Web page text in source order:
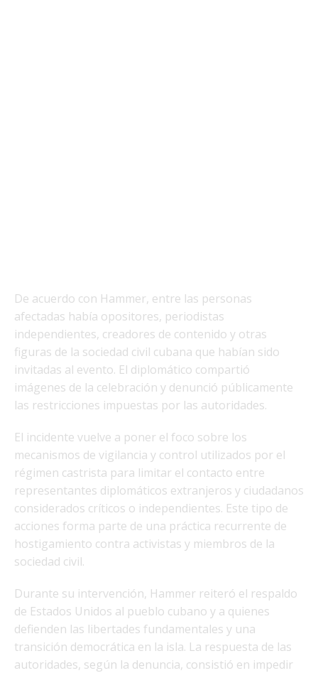
De acuerdo con Hammer, entre las personas
afectadas había opositores, periodistas
independientes, creadores de contenido y otras
figuras de la sociedad civil cubana que habían sido
invitadas al evento. El diplomático compartió
imágenes de la celebración y denunció públicamente
las restricciones impuestas por las autoridades.
El incidente vuelve a poner el foco sobre los
mecanismos de vigilancia y control utilizados por el
régimen castrista para limitar el contacto entre
representantes diplomáticos extranjeros y ciudadanos
considerados críticos o independientes. Este tipo de
acciones forma parte de una práctica recurrente de
hostigamiento contra activistas y miembros de la
sociedad civil.
Durante su intervención, Hammer reiteró el respaldo
de Estados Unidos al pueblo cubano y a quienes
defienden las libertades fundamentales y una
transición democrática en la isla. La respuesta de las
autoridades, según la denuncia, consistió en impedir